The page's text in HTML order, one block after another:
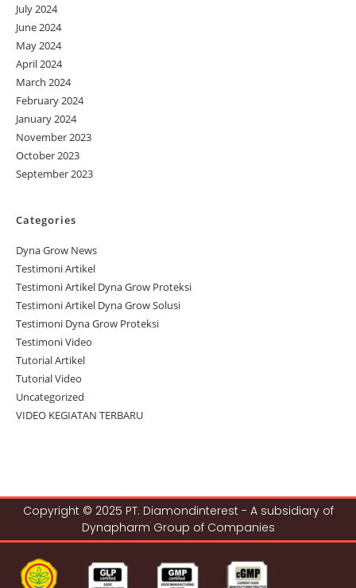
July 2024
June 2024
May 2024
April 2024
March 2024
February 2024
January 2024
November 2023
October 2023
September 2023
Categories
Dyna Grow News
Testimoni Artikel
Testimoni Artikel Dyna Grow Proteksi
Testimoni Artikel Dyna Grow Solusi
Testimoni Dyna Grow Proteksi
Testimoni Video
Tutorial Artikel
Tutorial Video
Uncategorized
VIDEO KEGIATAN TERBARU
Copyright © 2025 PT. Diamondinterest - A subsidiary of
Dynapharm Group of Companies